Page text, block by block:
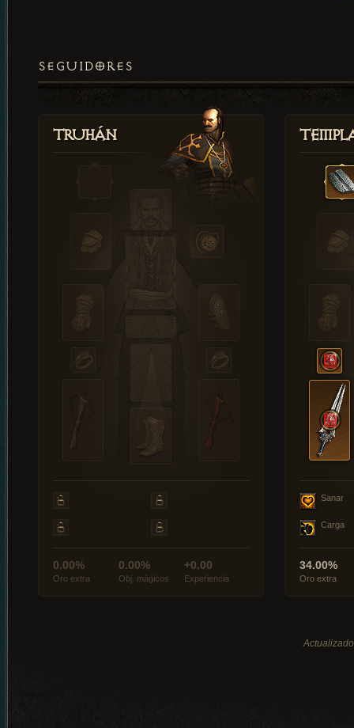
SEGUIDORES
Truhán
0.00%
Oro extra
0.00%
Obj. mágicos
+0.00
Experiencia
Sanar
Carga
34.00%
Oro extra